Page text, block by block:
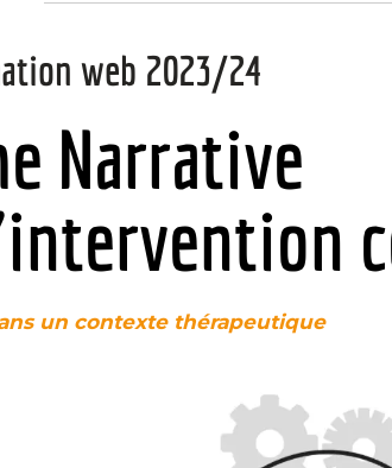
web 2023/24
Narrative
un contexte thérapeutique